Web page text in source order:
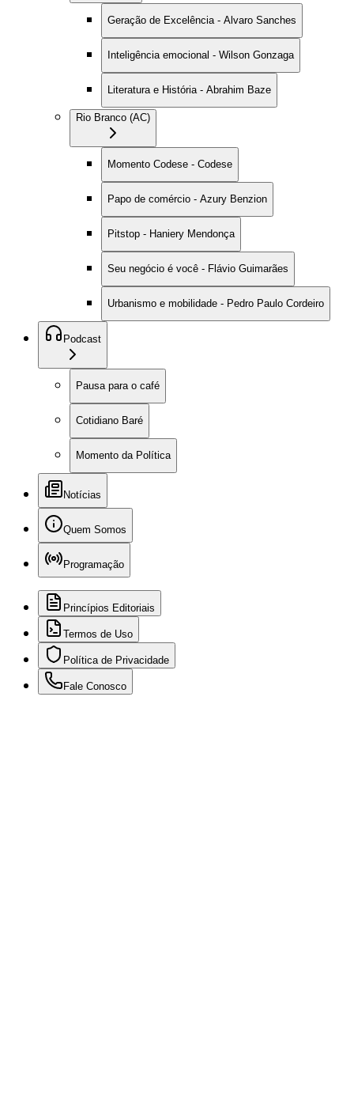
Geração de Excelência - Alvaro Sanches
Inteligência emocional - Wilson Gonzaga
Literatura e História - Abrahim Baze
Rio Branco (AC)
Momento Codese - Codese
Papo de comércio - Azury Benzion
Pitstop - Haniery Mendonça
Seu negócio é você - Flávio Guimarães
Urbanismo e mobilidade - Pedro Paulo Cordeiro
Podcast
Pausa para o café
Cotidiano Baré
Momento da Política
Notícias
Quem Somos
Programação
Princípios Editoriais
Termos de Uso
Política de Privacidade
Fale Conosco